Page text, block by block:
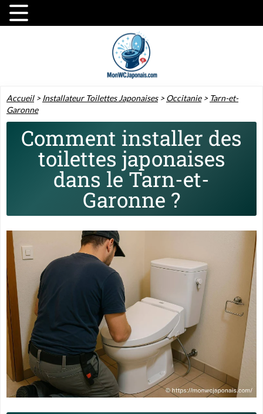
Accueil>Installateur Toilettes Japonaises>Occitanie> Tarn-et-
Garonne
Comment installer des
toilettes japonaises
dans le Tarn-et-
Garonne ?